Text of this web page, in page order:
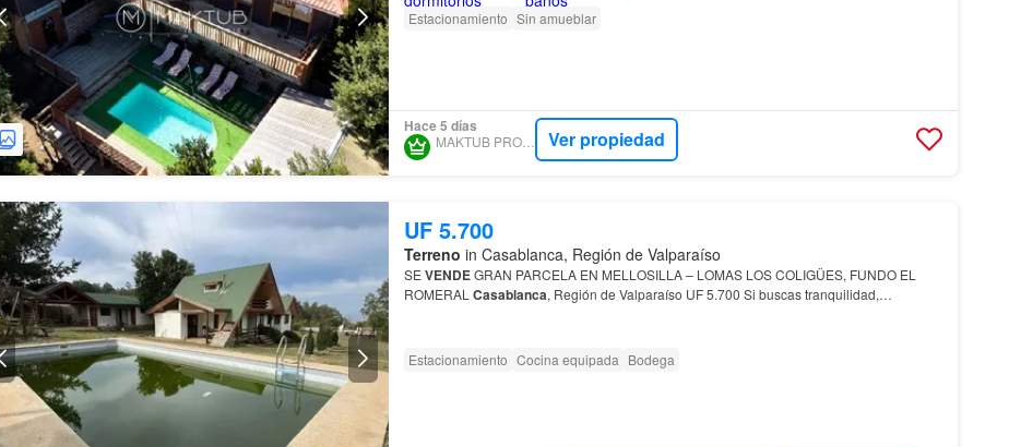
Estacionamiento Sin amueblar
Hace 5 días
MAKTUB PROPERTIES Ver propiedad
UF 5.700
Terreno in Casablanca, Región de Valparaíso
SE VENDEGRAN PARCELA EN MELLOSILLA – LOMAS LOS COLIGÜES, FUNDO EL
ROMERAL Casablanca, Región de Valparaíso UF 5.700 Si buscas tranquilidad,
Estacionamiento Cocina equipada Bodega